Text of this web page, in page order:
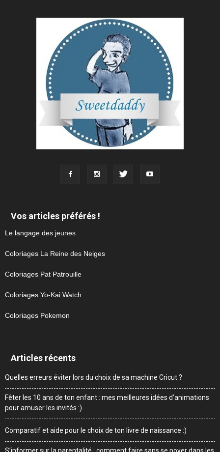
Vos articles préférés !
Le langage des jeunes
Coloriages La Reine des Neiges
Coloriages Pat Patrouille
Coloriages Yo-Kai Watch
Coloriages Pokemon
Articles récents
Quelles erreurs éviter lors du choix de sa machine Cricut ?
Fêter les 10 ans de ton enfant : mes meilleures idées d’animations
pour amuser les invités :)
Comparatif et aide pour le choix de ton livre de naissance :)